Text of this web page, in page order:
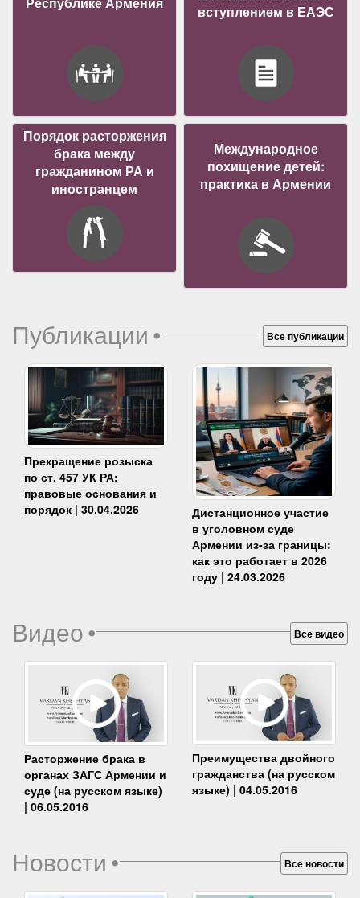
вступлением в ЕАЭС
Порядок расторжения
брака между
гражданином РА и
иностранцем
Международное
похищение детей:
практика в Армении
Публикации• Все публикации
Прекращение розыска
по ст. 457 УК РА:
правовые основания и
порядок | 30.04.2026
Дистанционное участие
в уголовном суде
Армении из-за границы:
как это работает в 2026
году | 24.03.2026
Видео• Все видео
Расторжение брака в
органах ЗАГС Армении и
суде (на русском языке)
| 06.05.2016
Преимущества двойного
гражданства (на русском
языке) | 04.05.2016
Новости• Все новости